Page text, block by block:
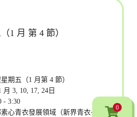
1 月 第 4 節）
期五（1 月第 4 節）
3, 10, 17, 24日
3:30
青衣發展領域（新界青衣長康邨
0